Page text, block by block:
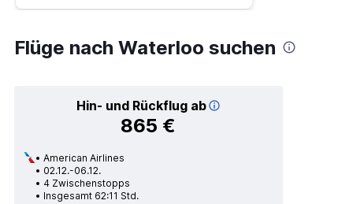
Flüge nach Waterloo suchen
Hin- und Rückflug ab
865 €
American Airlines
02.12.-06.12.
4 Zwischenstopps
Insgesamt 62:11 Std.